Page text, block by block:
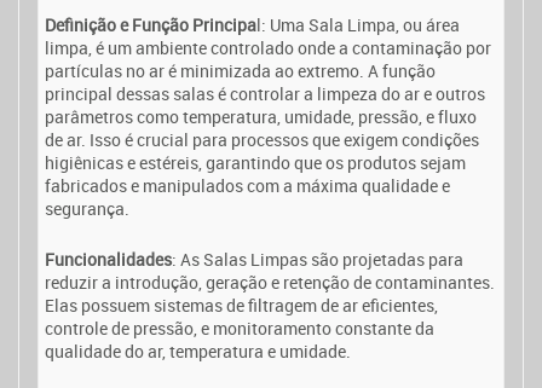
Definição e Função Principal: Uma Sala Limpa, ou área
limpa, é um ambiente controlado onde a contaminação por
partículas no ar é minimizada ao extremo. A função
principal dessas salas é controlar a limpeza do ar e outros
parâmetros como temperatura, umidade, pressão, e fluxo
de ar. Isso é crucial para processos que exigem condições
higiênicas e estéreis, garantindo que os produtos sejam
fabricados e manipulados com a máxima qualidade e
segurança.
Funcionalidades: As Salas Limpas são projetadas para
reduzir a introdução, geração e retenção de contaminantes.
Elas possuem sistemas de filtragem de ar eficientes,
controle de pressão, e monitoramento constante da
qualidade do ar, temperatura e umidade.